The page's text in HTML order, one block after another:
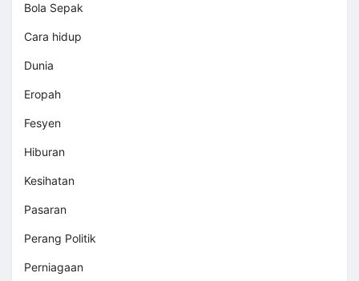
Bola Sepak
Cara hidup
Dunia
Eropah
Fesyen
Hiburan
Kesihatan
Pasaran
Perang Politik
Perniagaan